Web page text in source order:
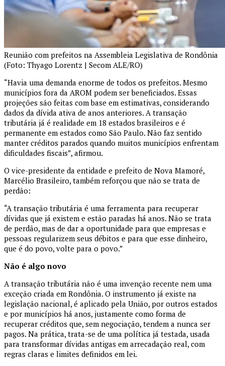
Reunião com prefeitos na Assembleia Legislativa de Rondônia
(Foto: Thyago Lorentz | Secom ALE/RO)
“Havia uma demanda enorme de todos os prefeitos. Mesmo
municípios fora da AROM podem ser beneficiados. Essas
projeções são feitas com base em estimativas, considerando
dados da dívida ativa de anos anteriores. A transação
tributária já é realidade em 18 estados brasileiros e é
permanente em estados como São Paulo. Não faz sentido
manter créditos parados quando muitos municípios enfrentam
dificuldades fiscais”, afirmou.
O vice-presidente da entidade e prefeito de Nova Mamoré,
Marcélio Brasileiro, também reforçou que não se trata de
perdão:
“A transação tributária é uma ferramenta para recuperar
dívidas que já existem e estão paradas há anos. Não se trata
de perdão, mas de dar a oportunidade para que empresas e
pessoas regularizem seus débitos e para que esse dinheiro,
que é do povo, volte para o povo.”
Não é algo novo
A transação tributária não é uma invenção recente nem uma
exceção criada em Rondônia. O instrumento já existe na
legislação nacional, é aplicado pela União, por outros estados
e por municípios há anos, justamente como forma de
recuperar créditos que, sem negociação, tendem a nunca ser
pagos. Na prática, trata-se de uma política já testada, usada
para transformar dívidas antigas em arrecadação real, com
regras claras e limites definidos em lei.